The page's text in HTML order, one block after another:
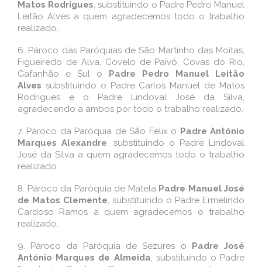
Matos Rodrigues, substituindo o Padre Pedro Manuel
Leitão Alves a quem agradecemos todo o trabalho
realizado.
6. Pároco das Paróquias de São Martinho das Moitas,
Figueiredo de Alva, Covelo de Paivô, Covas do Rio,
Gafanhão e Sul o
Padre Pedro Manuel Leitão
Alves substituindo o Padre Carlos Manuel de Matos
Rodrigues e o Padre Lindoval José da Silva,
agradecendo a ambos por todo o trabalho realizado.
7. Pároco da Paróquia de São Félix o Padre António
Marques Alexandre, substituindo o Padre Lindoval
José da Silva a quem agradecemos todo o trabalho
realizado.
8. Pároco da Paróquia de Matela Padre Manuel José
de Matos Clemente, substituindo o Padre Ermelindo
Cardoso Ramos a quem agradecemos o trabalho
realizado.
9. Pároco da Paróquia de Sezures o
Padre José
António Marques de Almeida, substituindo o Padre